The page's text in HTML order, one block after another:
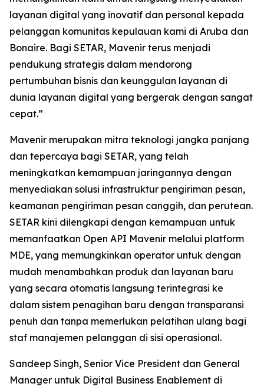
layanan digital yang inovatif dan personal kepada
pelanggan komunitas kepulauan kami di Aruba dan
Bonaire. Bagi SETAR, Mavenir terus menjadi
pendukung strategis dalam mendorong
pertumbuhan bisnis dan keunggulan layanan di
dunia layanan digital yang bergerak dengan sangat
cepat.”
Mavenir merupakan mitra teknologi jangka panjang
dan tepercaya bagi SETAR, yang telah
meningkatkan kemampuan jaringannya dengan
menyediakan solusi infrastruktur pengiriman pesan,
keamanan pengiriman pesan canggih, dan perutean.
SETAR kini dilengkapi dengan kemampuan untuk
memanfaatkan Open API Mavenir melalui platform
MDE, yang memungkinkan operator untuk dengan
mudah menambahkan produk dan layanan baru
yang secara otomatis langsung terintegrasi ke
dalam sistem penagihan baru dengan transparansi
penuh dan tanpa memerlukan pelatihan ulang bagi
staf manajemen pelanggan di sisi operasional.
Sandeep Singh, Senior Vice President dan General
Manager untuk Digital Business Enablement di